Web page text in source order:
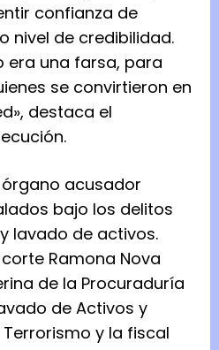
confianza de
nivel de credibilidad.
era una farsa, para
se convirtieron en
destaca el
acusador
bajo los delitos
lavado de activos.
Ramona Nova
de la Procuraduría
de Activos y
y la fiscal